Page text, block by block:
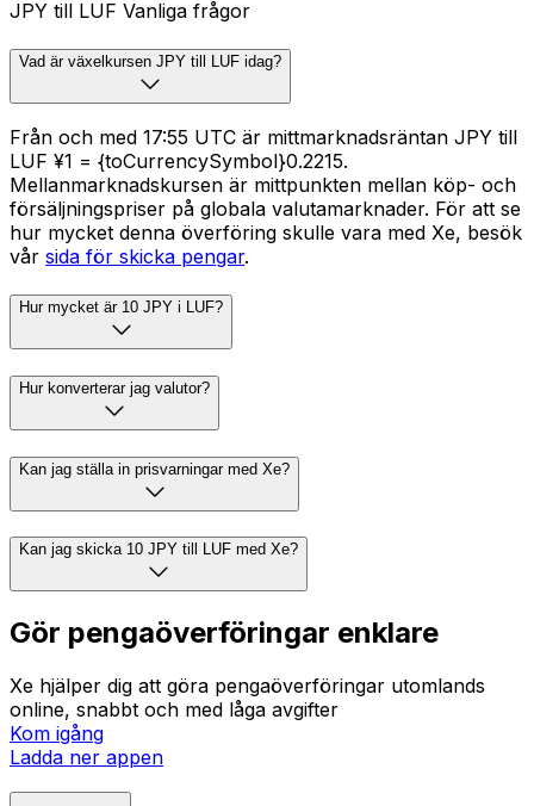
JPY till LUF Vanliga frågor
Vad är växelkursen JPY till LUF idag?
Från och med 17:55 UTC är mittmarknadsräntan JPY till
LUF ¥1 = {toCurrencySymbol}0.2215.
Mellanmarknadskursen är mittpunkten mellan köp- och
försäljningspriser på globala valutamarknader. För att se
hur mycket denna överföring skulle vara med Xe, besök
vår sida för skicka pengar.
Hur mycket är 10 JPY i LUF?
Hur konverterar jag valutor?
Kan jag ställa in prisvarningar med Xe?
Kan jag skicka 10 JPY till LUF med Xe?
Gör pengaöverföringar enklare
Xe hjälper dig att göra pengaöverföringar utomlands
online, snabbt och med låga avgifter
Kom igång
Ladda ner appen